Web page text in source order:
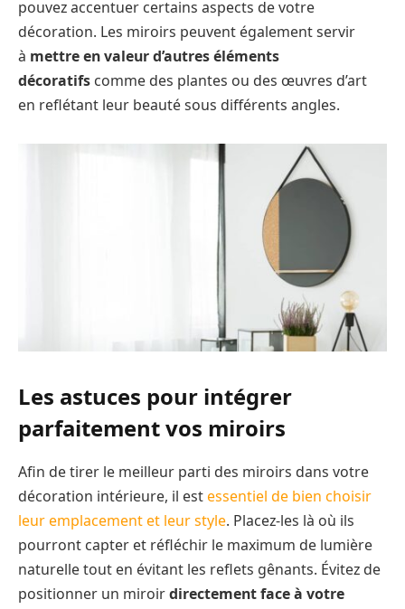
pouvez accentuer certains aspects de votre
décoration. Les miroirs peuvent également servir
à mettre en valeur d’autres éléments
décoratifs comme des plantes ou des œuvres d’art
en reflétant leur beauté sous différents angles.
Les astuces pour intégrer
parfaitement vos miroirs
Afin de tirer le meilleur parti des miroirs dans votre
décoration intérieure, il estessentiel de bien choisir
leur emplacement et leur style. Placez-les là où ils
pourront capter et réfléchir le maximum de lumière
naturelle tout en évitant les reflets gênants. Évitez de
positionner un miroirdirectement face à votre